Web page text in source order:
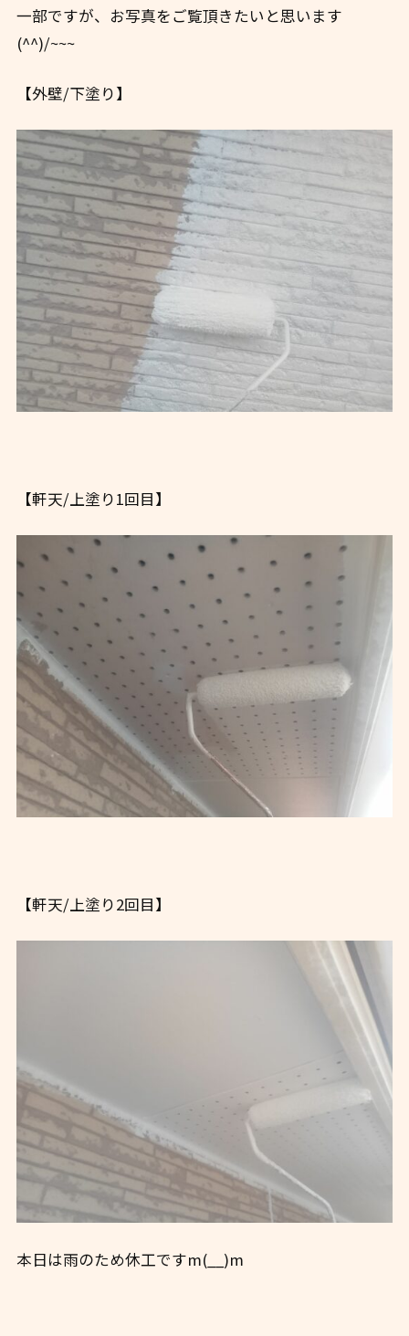
一部ですが、お写真をご覧頂きたいと思います
(^^)/~~~
【外壁/下塗り】
【軒天/上塗り1回目】
【軒天/上塗り2回目】
本日は雨のため休工ですm(__)m